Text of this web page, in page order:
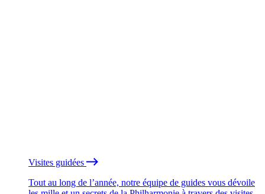
Visites guidées
Tout au long de l’année, notre équipe de guides vous dévoile